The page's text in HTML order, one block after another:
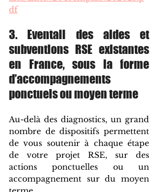
df
3. Eventail des aides et
subventions RSE existantes
en France, sous la forme
d’accompagnements
ponctuels ou moyen terme
Au-delà des diagnostics, un grand
nombre de dispositifs permettent
de vous soutenir à chaque étape
de votre projet RSE, sur des
actions ponctuelles ou un
accompagnement sur du moyen